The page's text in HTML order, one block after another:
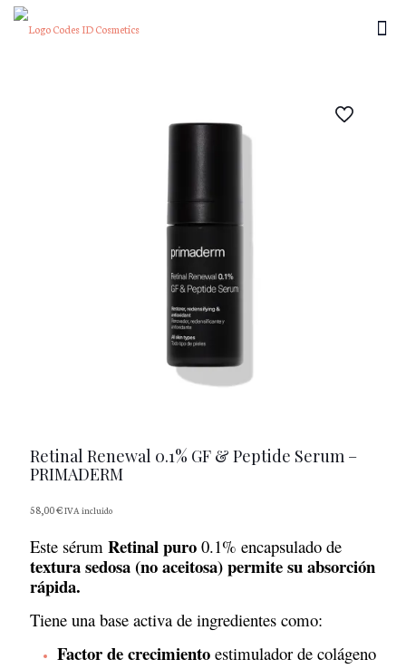
Retinal Renewal 0.1% GF & Peptide Serum –
PRIMADERM
58,00€IVA incluido
Este sérum Retinal puro 0.1% encapsulado de
textura sedosa (no aceitosa) permite su absorción
rápida.
Tiene una base activa de ingredientes como:
Factor de crecimiento estimulador de colágeno